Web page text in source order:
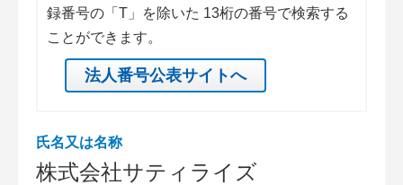
録番号の「T」を除いた 13桁の番号で検索する
ことができます。
法人番号公表サイトへ
氏名又は名称
株式会社サティライズ